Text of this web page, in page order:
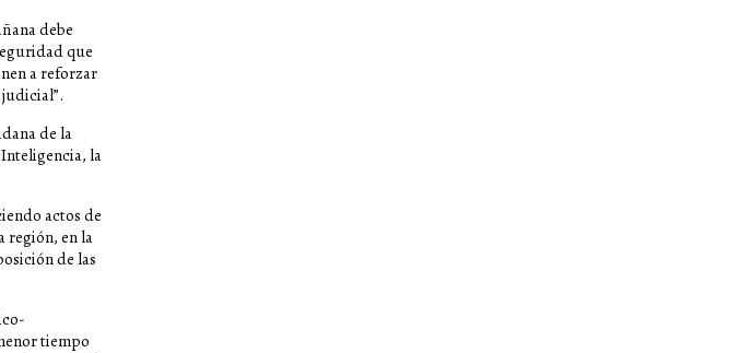
debe
que
a reforzar
de la
la
actos de
región, en la
de las
tiempo